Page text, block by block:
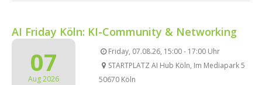
AI Friday Köln: KI-Community & Networking
07
Aug 2026
Friday, 07.08.26, 15:00 - 17:00 Uhr
STARTPLATZ AI Hub Köln, Im Mediapark 5
50670 Köln